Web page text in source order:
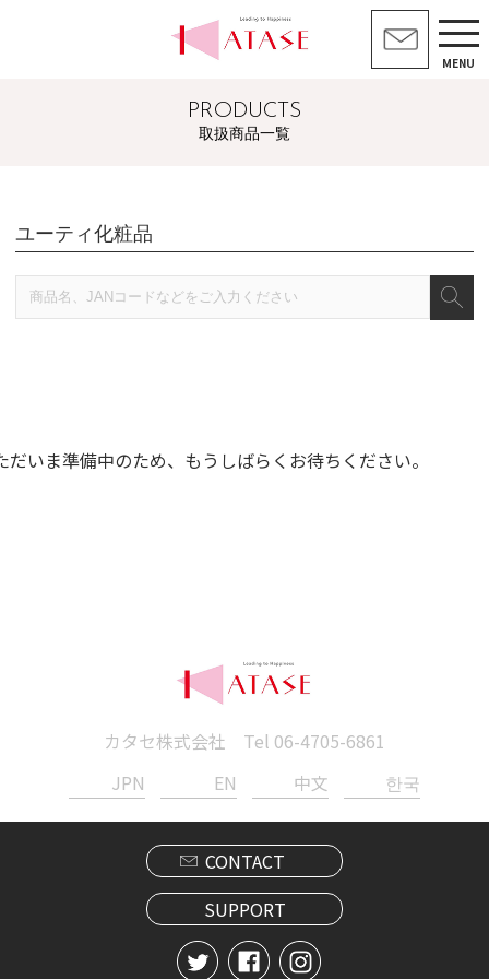
MENU
PRODUCTS
取扱商品一覧
ユーティ化粧品
だいま準備中のため、もうしばらくお待ちください。
カタセ株式会社 Tel 06-4705-6861
JPN
EN 中文 한국
CONTACT
SUPPORT